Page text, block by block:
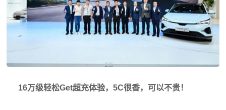
16万级轻松Get超充体验，5C很香，可以不贵！